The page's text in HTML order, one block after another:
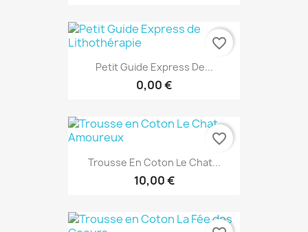
Petit Guide Express De...
0,00 €
favorite_border
Trousse En Coton Le Chat...
10,00 €
favorite_border